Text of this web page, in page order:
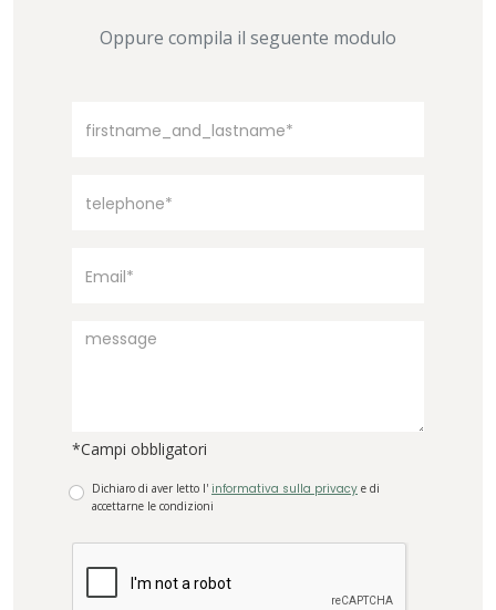
Oppure compila il seguente modulo
*Campi obbligatori
Dichiaro di aver letto l' informativa sulla privacy e di
accettarne le condizioni